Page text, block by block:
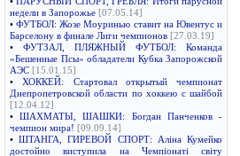
недели в Запорожье [07.05.14]
•ФУТБОЛ: Жозе Моуринью ставит на Ювентус и
Барселону в финале Лиги чемпионов [27.03.19]
• ФУТЗАЛ, ПЛЯЖНЫЙ ФУТБОЛ: Команда
«Бешенные Псы» обладатели Кубка Запорожской
АЭС [15.01.15]
•ХОККЕЙ: Стартовал открытый чемпионат
Днепропетровской области по хоккею с шайбой
[12.04.12]
•ШАХМАТЫ, ШАШКИ: Богдан Панченков -
чемпион мира! [09.09.14]
•ШТАНГА, ГИРЕВОЙ СПОРТ: Аліна Кумейко
достойно виступила на Чемпіонаті світу